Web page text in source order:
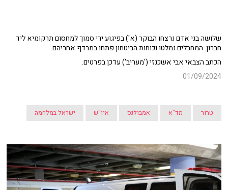
שלושה בני אדם נרצחו הבוקר (א') בפיגוע ירי סמוך למחסום תרקומיא ליד
חברון. המחבלים נמלטו וכוחות הביטחון פתחו במרדף אחריהם.
הכתב הצבאי אבי אשכנזי ('מעריב') עדכן בפרטים.
01/09/2024
טרור מד"א אמבולנס איו"ש ישראל במלחמה